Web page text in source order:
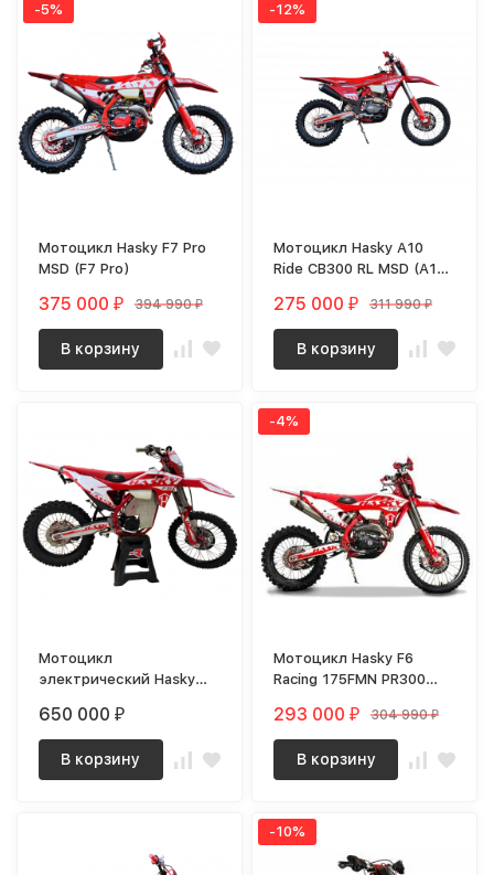
-5%
Мотоцикл Hasky F7 Pro
MSD (F7 Pro)
375 000₽ 394 990₽
В корзину
-12%
Мотоцикл Hasky A10
Ride CB300 RL MSD (A10
275 000₽ 311 990₽
В корзину
Мотоцикл
электрический Hasky
650 000₽
В корзину
-4%
Мотоцикл Hasky F6
Racing 175FMN PR300
293 000₽ 304 990₽
В корзину
-10%